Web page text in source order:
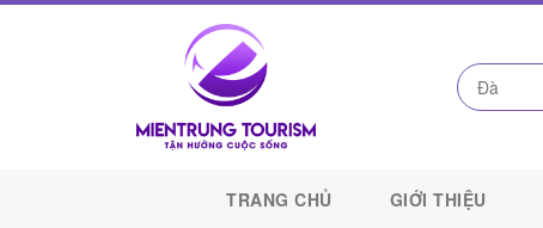
TRANG CHỦ GIỚI THIỆU